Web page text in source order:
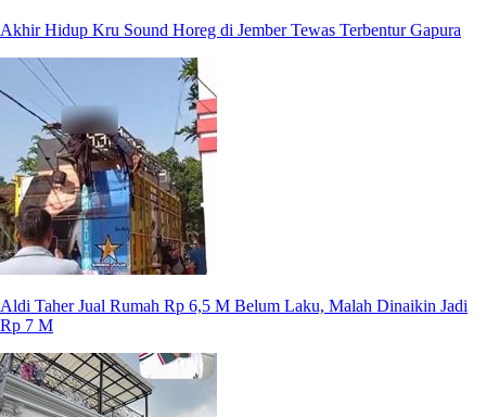
Akhir Hidup Kru Sound Horeg di Jember Tewas Terbentur Gapura
Aldi Taher Jual Rumah Rp 6,5 M Belum Laku, Malah Dinaikin Jadi
Rp 7 M